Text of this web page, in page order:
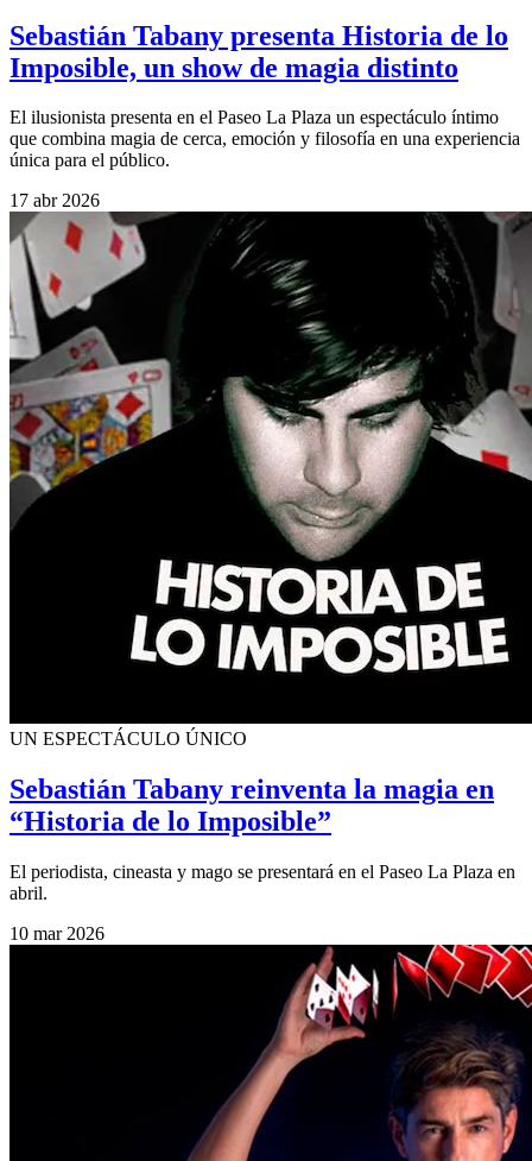
Sebastián Tabany presenta Historia de lo
Imposible, un show de magia distinto
El ilusionista presenta en el Paseo La Plaza un espectáculo íntimo
que combina magia de cerca, emoción y filosofía en una experiencia
única para el público.
17 abr 2026
UN ESPECTÁCULO ÚNICO
Sebastián Tabany reinventa la magia en
“Historia de lo Imposible”
El periodista, cineasta y mago se presentará en el Paseo La Plaza en
abril.
10 mar 2026